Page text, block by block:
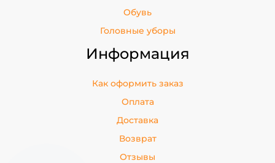
Обувь
Головные уборы
Информация
Как оформить заказ
Оплата
Доставка
Возврат
Отзывы